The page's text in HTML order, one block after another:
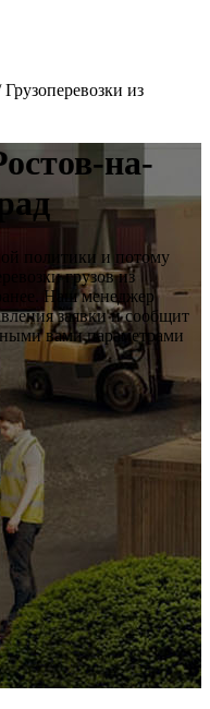
Грузоперевозки из
на-
политики и потому
грузов из
Наш менеджер
заявки и сообщит
вами параметрами